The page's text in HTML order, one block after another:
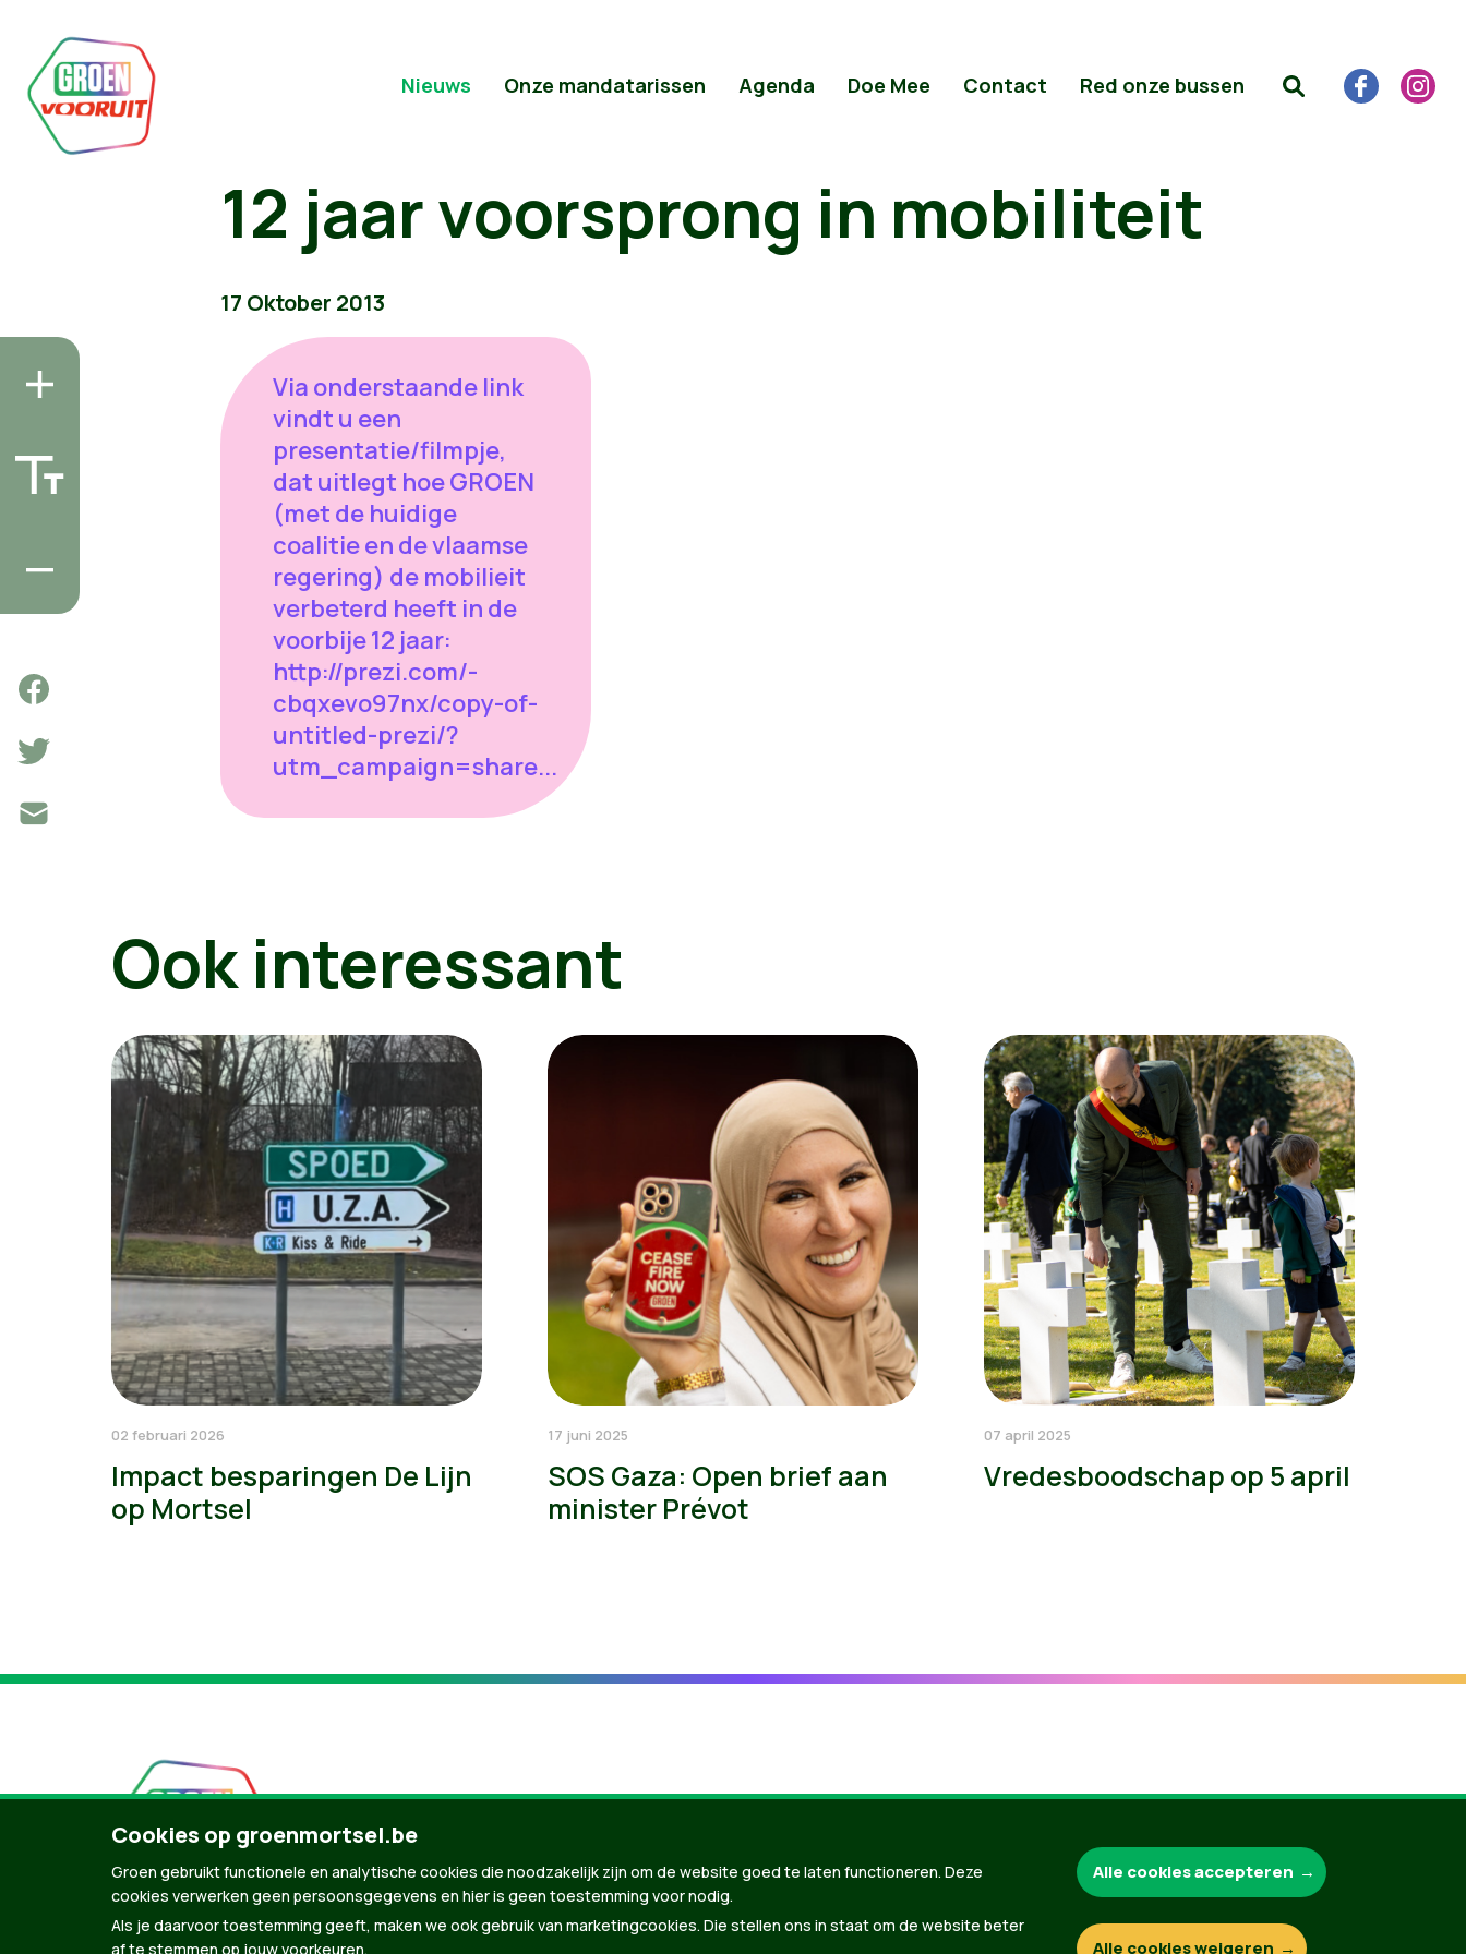
Nieuws Onze mandatarissen Agenda Doe Mee Contact Red onze bussen
12 jaar voorsprong in mobiliteit
17 Oktober 2013
Via onderstaande link
vindt u een
presentatie/filmpje,
dat uitlegt hoe GROEN
(met de huidige
coalitie en de vlaamse
regering) de mobilieit
verbeterd heeft in de
voorbije 12 jaar:
http://prezi.com/-
cbqxevo97nx/copy-of-
untitled-prezi/?
utm_campaign=share...
Ook interessant
02 februari 2026
Impact besparingen De Lijn
op Mortsel
17 juni 2025
SOS Gaza: Open brief aan
minister Prévot
07 april 2025
Vredesboodschap op 5 april
Cookies op groenmortsel.be
Groen gebruikt functionele en analytische cookies die noodzakelijk zijn om de website goed te laten functioneren. Deze
cookies verwerken geen persoonsgegevens en hier is geen toestemming voor nodig.
Als je daarvoor toestemming geeft, maken we ook gebruik van marketingcookies. Die stellen ons in staat om de website beter
af te stemmen op jouw voorkeuren.
Alle cookies accepteren
Alle cookies weigeren